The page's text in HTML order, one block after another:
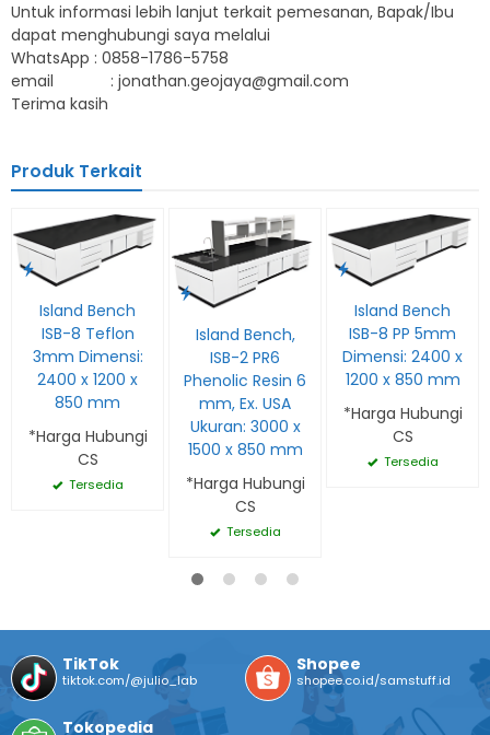
Untuk informasi lebih lanjut terkait pemesanan, Bapak/Ibu
dapat menghubungi saya melalui
WhatsApp : 0858-1786-5758
email : jonathan.geojaya@gmail.com
Terima kasih
Produk Terkait
Island Bench
ISB-8 Teflon
3mm Dimensi:
2400 x 1200 x
850 mm
*Harga Hubungi
CS
Tersedia
Island Bench,
ISB-2 PR6
Phenolic Resin 6
mm, Ex. USA
Ukuran: 3000 x
1500 x 850 mm
*Harga Hubungi
CS
Tersedia
Island Bench
ISB-8 PP 5mm
Dimensi: 2400 x
1200 x 850 mm
*Harga Hubungi
CS
Tersedia
TikTok
tiktok.com/@julio_lab
Shopee
shopee.co.id/samstuff.id
Tokopedia